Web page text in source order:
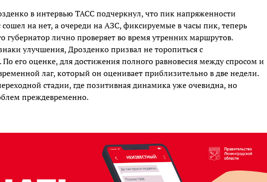
в интервью ТАСС подчеркнул, что пик напряженности
на нет, а очереди на АЗС, фиксируемые в часы пик, теперь
губернатор лично проверяет во время утренних маршрутов.
улучшения, Дрозденко призвал не торопиться с
его оценке, для достижения полного равновесия между спросом и
лаг, который он оценивает приблизительно в две недели.
стадии, где позитивная динамика уже очевидна, но
преждевременно.